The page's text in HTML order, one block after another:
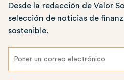
Desde la redacción de Valor
selección de noticias de
sostenible.